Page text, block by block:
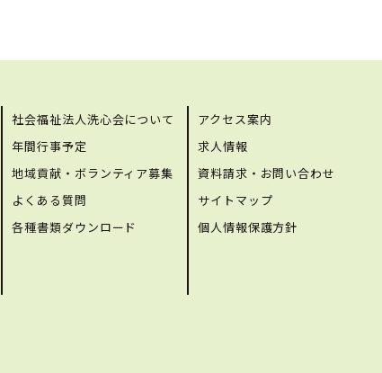
社会福祉法人洗心会について
年間行事予定
地域貢献・ボランティア募集
よくある質問
各種書類ダウンロード
アクセス案内
求人情報
資料請求・お問い合わせ
サイトマップ
個人情報保護方針